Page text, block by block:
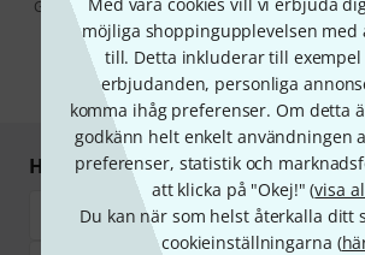
möjliga shoppingupplevelsen med
till. Detta inkluderar till
erbjudanden, personliga
komma ihåg preferenser. Om detta
godkänn helt enkelt användningen
preferenser, statistik och
att klicka på "Okej!" (visa
Du kan när som helst återkalla ditt
cookieinställningarna (
Genom att klicka på "Registrera dig nu"
postreklam. Avregistrering är möjlig när som
information om nyhetsbrevet i vår
* Nödvändig
Handla och betala säkert